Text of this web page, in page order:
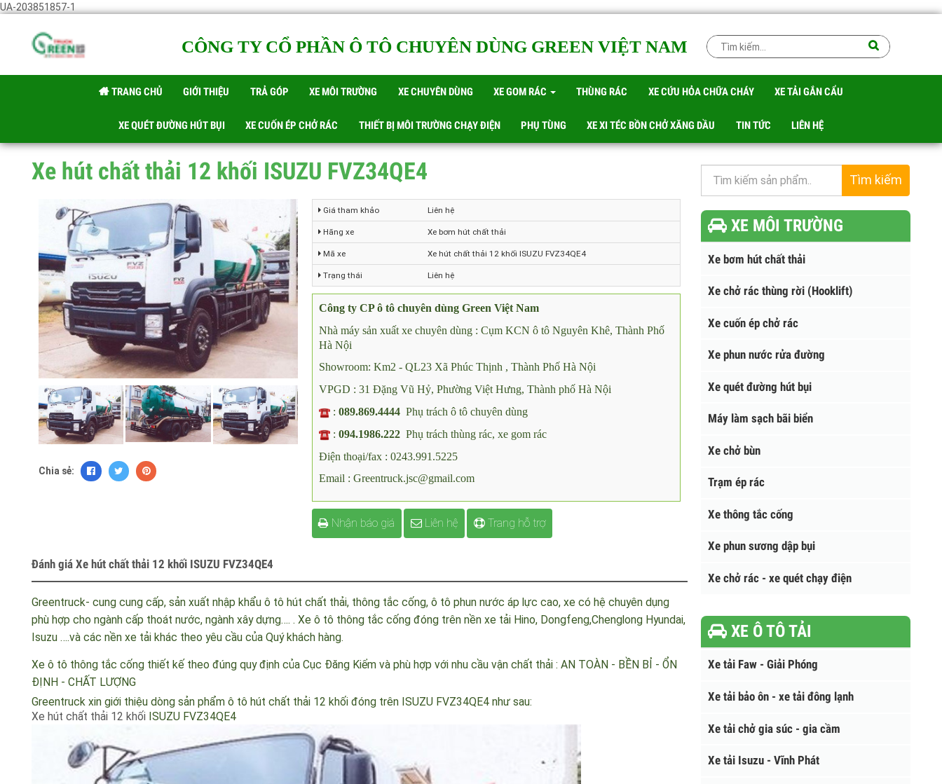
UA-203851857-1
CÔNG TY CỔ PHẦN Ô TÔ CHUYÊN DÙNG GREEN VIỆT NAM
TRANG CHỦ GIỚI THIỆU TRẢ GÓP XE MÔI TRƯỜNG XE CHUYÊN DÙNG XE GOM RÁC THÙNG RÁC XE CỨU HỎA CHỮA CHÁY XE TẢI GẮN CẨU
XE QUÉT ĐƯỜNG HÚT BỤI XE CUỐN ÉP CHỞ RÁC THIẾT BỊ MÔI TRƯỜNG CHẠY ĐIỆN PHỤ TÙNG XE XI TÉC BỒN CHỞ XĂNG DẦU TIN TỨC LIÊN HỆ
Xe hút chất thải 12 khối ISUZU FVZ34QE4
Giá tham khảo Liên hệ
Hãng xe Xe bơm hút chất thải
Mã xe Xe hút chất thải 12 khối ISUZU FVZ34QE4
Trạng thái Liên hệ
Công ty CP ô tô chuyên dùng Green Việt Nam
Nhà máy sản xuất xe chuyên dùng : Cụm KCN ô tô Nguyên Khê, Thành Phố
Hà Nội
Showroom: Km2 - QL23 Xã Phúc Thịnh , Thành Phố Hà Nội
VPGD : 31 Đặng Vũ Hỷ, Phường Việt Hưng, Thành phố Hà Nội
Phụ trách ô tô chuyên dùng
Phụ trách thùng rác, xe gom rác
Điện thoại/fax : 0243.991.5225
Email : Greentruck.jsc@gmail.com
Nhận báo giá Liên hệ Trang hỗ trợ
Đánh giá Xe hút chất thải 12 khối ISUZU FVZ34QE4
Greentruck- cung cung cấp, sản xuất nhập khẩu ô tô hút chất thải, thông tắc cống, ô tô phun nước áp lực cao, xe có hệ chuyên dụng
phù hợp cho ngành cấp thoát nước, ngành xây dựng…. . Xe ô tô thông tắc cống đóng trên nền xe tải Hino, Dongfeng,Chenglong Hyundai,
Xe ô tô thông tắc cống thiết kế theo đúng quy định của Cục Đăng Kiểm và phù hợp với nhu cầu vận chất thải : AN TOÀN - BỀN BỈ - ỔN
ĐỊNH - CHẤT LƯỢNG
Greentruck xin giới thiệu dòng sản phẩm ô tô hút chất thải 12 khối đóng trên
Tìm kiếm
XE MÔI TRƯỜNG
Xe bơm hút chất thải
Xe chở rác thùng rời (Hooklift)
Xe cuốn ép chở rác
Xe phun nước rửa đường
Xe quét đường hút bụi
Máy làm sạch bãi biển
Xe chở bùn
Trạm ép rác
Xe thông tắc cống
XE Ô TÔ TẢI